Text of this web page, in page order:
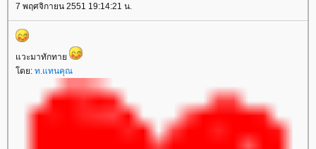
7 พฤศจิกายน 2551 19:14:21 น.
วะมาทักทา
ดย: ท.แทนคุณ